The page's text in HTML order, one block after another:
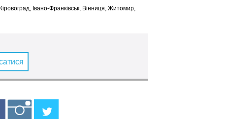
Івано-Франківськ, Вінниця, Житомир,